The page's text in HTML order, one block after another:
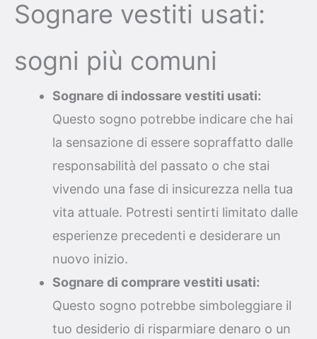
Sognare vestiti usati:
sogni più comuni
Sognare di indossare vestiti usati:
Questo sogno potrebbe indicare che hai
la sensazione di essere sopraffatto dalle
responsabilità del passato o che stai
vivendo una fase di insicurezza nella tua
vita attuale. Potresti sentirti limitato dalle
esperienze precedenti e desiderare un
nuovo inizio.
Sognare di comprare vestiti usati:
Questo sogno potrebbe simboleggiare il
tuo desiderio di risparmiare denaro o un